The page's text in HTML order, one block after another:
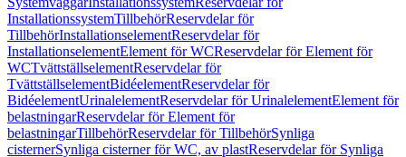
InstallationssystemTillbehörReservdelar för
TillbehörInstallationselementReservdelar för
InstallationselementElement för WCReservdelar för Element för
WCTvättställselementReservdelar för
TvättställselementBidéelementReservdelar för
BidéelementUrinalelementReservdelar för UrinalelementElement för
belastningarReservdelar för Element för
belastningarTillbehörReservdelar för TillbehörSynliga
cisternerSynliga cisterner för WC, av plastReservdelar för Synliga